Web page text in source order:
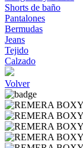
Shorts de baño
Pantalones
Bermudas
Jeans
Tejido
Calzado
Volver